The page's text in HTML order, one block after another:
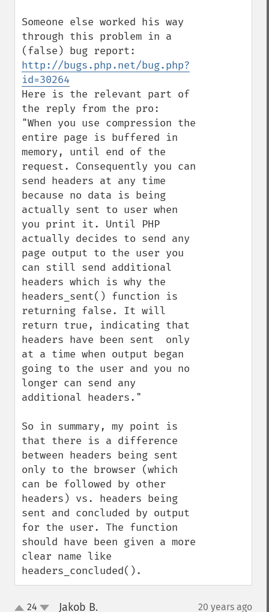
Someone else worked his way
through this problem in a
http://bugs.php.net/bug.php?
id=30264
Here is the relevant part of
the reply from the pro:
"When you use compression the
entire page is buffered in
memory, until end of the
request. Consequently you can
send headers at any time
because no data is being
actually sent to user when
you print it. Until PHP
actually decides to send any
page output to the user you
can still send additional
headers which is why the
headers_sent() function is
returning false. It will
return true, indicating that
headers have been sent  only
at a time when output began
going to the user and you no
longer can send any
additional headers."
So in summary, my point is
that there is a difference
between headers being sent
only to the browser (which
can be followed by other
headers) vs. headers being
sent and concluded by output
for the user. The function
should have been given a more
clear name like
headers_concluded().
24 Jakob B. 20 years ago